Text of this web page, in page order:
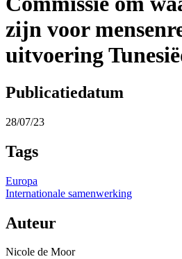
zijn voor
uitvoering
Publicatiedatum
28/07/23
Tags
Europa
Internationale samenwerking
Auteur
Nicole de Moor